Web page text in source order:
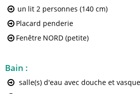
un lit 2 personnes (140 cm)
Placard penderie
Fenêtre NORD (petite)
Bain :
salle(s) d'eau avec douche et vasque